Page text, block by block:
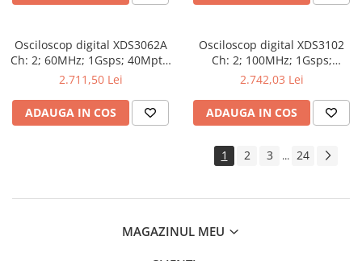
Osciloscop digital XDS3062A
Ch: 2; 60MHz; 1Gsps; 40Mpts;
LCD TFT 8"; XDS care ofera
2.711,50 Lei
ADAUGA IN COS
Osciloscop digital XDS3102
Ch: 2; 100MHz; 1Gsps;
40Mpts; LCD TFT 8"; XDS ce
2.742,03 Lei
ADAUGA IN COS
1 2 3 ... 24
MAGAZINUL MEU